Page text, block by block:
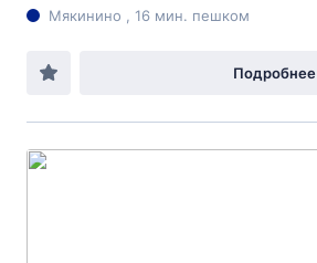
Мякинино , 16 мин. пешком
Подробнее